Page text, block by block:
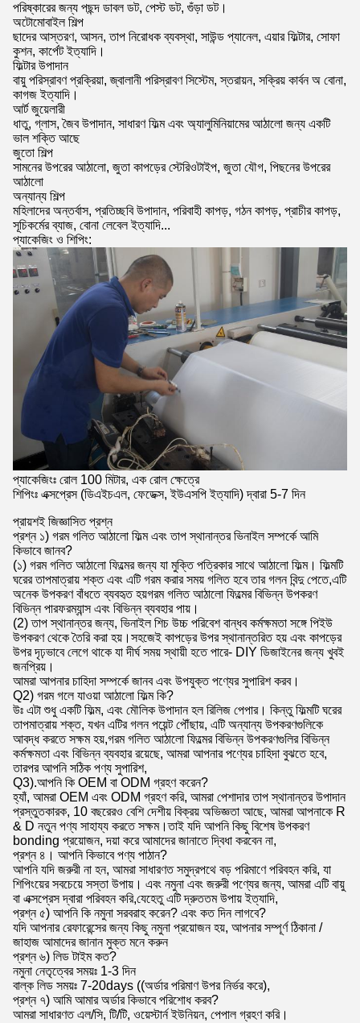
পরিষ্কারের জন্য পছন্দ ডাবল ডট, পেস্ট ডট, গুঁড়া ডট।
অটোমোবাইল শিল্প
ছাদের আস্তরণ, আসন, তাপ নিরোধক ব্যবস্থা, সাউন্ড প্যানেল, এয়ার ফিল্টার, সোফা
কুশন, কার্পেট ইত্যাদি।
ফিল্টার উপাদান
বায়ু পরিস্রাবণ প্রক্রিয়া, জ্বালানী পরিস্রাবণ সিস্টেম, স্তরায়ন, সক্রিয় কার্বন অ বোনা,
কাগজ ইত্যাদি।
আর্ট জুয়েলারী
ধাতু, গ্লাস, জৈব উপাদান, সাধারণ ফিল্ম এবং অ্যালুমিনিয়ামের আঠালো জন্য একটি
ভাল শক্তি আছে
জুতো শিল্প
সামনের উপরের আঠালো, জুতা কাপড়ের স্টেরিওটাইপ, জুতা যৌগ, পিছনের উপরের
আঠালো
অন্যান্য শিল্প
মহিলাদের অন্তর্বাস, প্রতিচ্ছবি উপাদান, পরিবাহী কাপড়, গঠন কাপড়, প্রাচীর কাপড়,
সূচিকর্মের ব্যাজ, বোনা লেবেল ইত্যাদি...
প্যাকেজিং ও শিপিং:
প্যাকেজিংঃ রোল 100 মিটার, এক রোল ক্ষেত্রে
শিপিংঃ এক্সপ্রেস (ডিএইচএল, ফেডেক্স, ইউএসপি ইত্যাদি) দ্বারা 5-7 দিন
প্রায়শই জিজ্ঞাসিত প্রশ্ন
প্রশ্ন ১) গরম গলিত আঠালো ফিল্ম এবং তাপ স্থানান্তর ভিনাইল সম্পর্কে আমি
কিভাবে জানব?
(১) গরম গলিত আঠালো ফিল্মের জন্য যা মুক্তি পত্রিকার সাথে আঠালো ফিল্ম। ফিল্মটি
ঘরের তাপমাত্রায় শক্ত এবং এটি গরম করার সময় গলিত হবে তার গলন বিন্দু পেতে,এটি
অনেক উপকরণ বাঁধতে ব্যবহৃত হয়গরম গলিত আঠালো ফিল্মের বিভিন্ন উপকরণ
বিভিন্ন পারফরম্যান্স এবং বিভিন্ন ব্যবহার পায়।
(2) তাপ স্থানান্তর জন্য, ভিনাইল শিচ উচ্চ পরিবেশ বান্ধব কর্মক্ষমতা সঙ্গে পিইউ
উপকরণ থেকে তৈরি করা হয়।সহজেই কাপড়ের উপর স্থানান্তরিত হয় এবং কাপড়ের
উপর দৃঢ়ভাবে লেগে থাকে যা দীর্ঘ সময় স্থায়ী হতে পারে- DIY ডিজাইনের জন্য খুবই
জনপ্রিয়।
আমরা আপনার চাহিদা সম্পর্কে জানব এবং উপযুক্ত পণ্যের সুপারিশ করব।
Q2) গরম গলে যাওয়া আঠালো ফিল্ম কি?
উঃ এটা শুধু একটি ফিল্ম, এবং মৌলিক উপাদান হল রিলিজ পেপার। কিন্তু ফিল্মটি ঘরের
তাপমাত্রায় শক্ত, যখন এটির গলন পয়েন্ট পৌঁছায়, এটি অন্যান্য উপকরণগুলিকে
আবদ্ধ করতে সক্ষম হয়,গরম গলিত আঠালো ফিল্মের বিভিন্ন উপকরণগুলির বিভিন্ন
কর্মক্ষমতা এবং বিভিন্ন ব্যবহার রয়েছে, আমরা আপনার পণ্যের চাহিদা বুঝতে হবে,
তারপর আপনি সঠিক পণ্য সুপারিশ,
Q3).আপনি কি OEM বা ODM গ্রহণ করেন?
হ্যাঁ, আমরা OEM এবং ODM গ্রহণ করি, আমরা পেশাদার তাপ স্থানান্তর উপাদান
প্রস্তুতকারক, 10 বছরেরও বেশি দেশীয় বিক্রয় অভিজ্ঞতা আছে, আমরা আপনাকে R
& D নতুন পণ্য সাহায্য করতে সক্ষম।তাই যদি আপনি কিছু বিশেষ উপকরণ
bonding প্রয়োজন, দয়া করে আমাদের জানাতে দ্বিধা করবেন না,
প্রশ্ন ৪। আপনি কিভাবে পণ্য পাঠান?
আপনি যদি জরুরী না হন, আমরা সাধারণত সমুদ্রপথে বড় পরিমাণে পরিবহন করি, যা
শিপিংয়ের সবচেয়ে সস্তা উপায়। এবং নমুনা এবং জরুরী পণ্যের জন্য, আমরা এটি বায়ু
বা এক্সপ্রেস দ্বারা পরিবহন করি,যেহেতু এটি দ্রুততম উপায় ইত্যাদি,
প্রশ্ন ৫) আপনি কি নমুনা সরবরাহ করেন? এবং কত দিন লাগবে?
যদি আপনার রেফারেন্সের জন্য কিছু নমুনা প্রয়োজন হয়, আপনার সম্পূর্ণ ঠিকানা /
জাহাজ আমাদের জানান মুক্ত মনে করুন
প্রশ্ন ৬) লিড টাইম কত?
নমুনা নেতৃত্বের সময়ঃ 1-3 দিন
বাল্ক লিড সময়ঃ 7-20days ((অর্ডার পরিমাণ উপর নির্ভর করে),
প্রশ্ন ৭) আমি আমার অর্ডার কিভাবে পরিশোধ করব?
আমরা সাধারণত এল/সি, টি/টি, ওয়েস্টার্ন ইউনিয়ন, পেপাল গ্রহণ করি।